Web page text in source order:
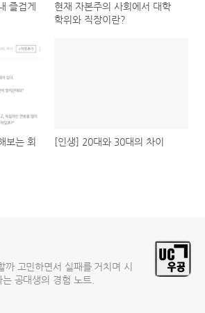
즐겁게
현재 자본주의 사회에서 대학
학위와 직장이란?
보는 회
[인생] 20대와 30대의 차이
까 고민하면서 실패를 거치며 시
공대생의 경험 노트.